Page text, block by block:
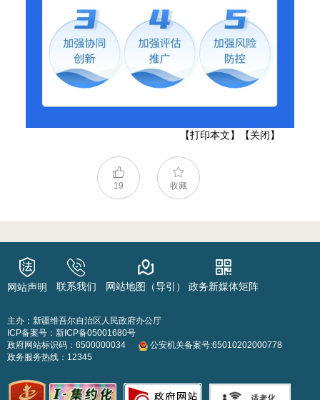
【打印本文】 【关闭】
19 收藏
网站声明 联系我们 网站地图（导引） 政务新媒体矩阵
主办：新疆维吾尔自治区人民政府办公厅
ICP备案号： 新ICP备05001680号
政府网站标识码：6500000034
公安机关备案号:65010202000778
政务服务热线：12345